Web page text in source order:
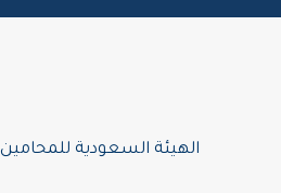
الهيئة السعودية للمحامين